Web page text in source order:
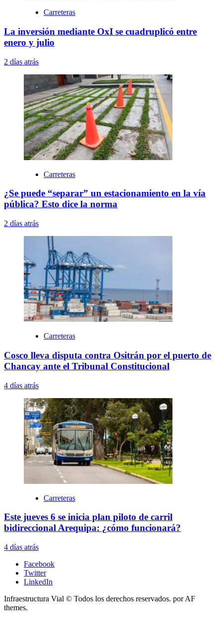
Carreteras
La inversión mediante OxI se cuadruplicó entre
enero y julio
2 días atrás
Carreteras
¿Se puede “separar” un estacionamiento en la vía
pública? Esto dice la norma
2 días atrás
Carreteras
Cosco lleva disputa contra Ositrán por el puerto de
Chancay ante el Tribunal Constitucional
4 días atrás
Carreteras
Este jueves 6 se inicia plan piloto de carril
bidireccional Arequipa: ¿cómo funcionará?
4 días atrás
Facebook
Twitter
LinkedIn
Infraestructura Vial © Todos los derechos reservados. por AF
themes.